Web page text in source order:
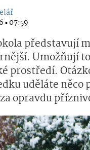
▪ 07:59
představují
Umožňují
prostředí.
uděláte něco
opravdu